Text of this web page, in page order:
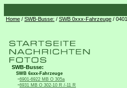
Home / SWB-Busse: / SWB 0xxx-Fahrzeuge /
SWB-Busse:
SWB 6xxx-Fahrzeuge
-6901-6922 MB O 305a
-6931 MB O 302-10 R /-11 R